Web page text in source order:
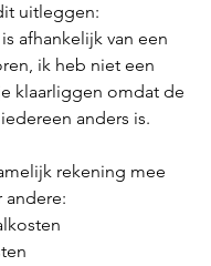
uitleggen:
afhankelijk van een
ik heb niet een
klaarliggen omdat de
anders is.
rekening mee
andere: